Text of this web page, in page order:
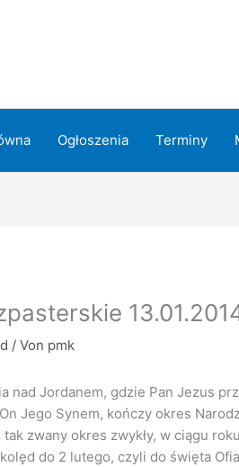
Ogłoszenia Terminy
/ Von pmk
nad Jordanem, gdzie Pan Jezus
Jego Synem, kończy okres
zwany okres zwykły, w ciągu
do 2 lutego, czyli do święta